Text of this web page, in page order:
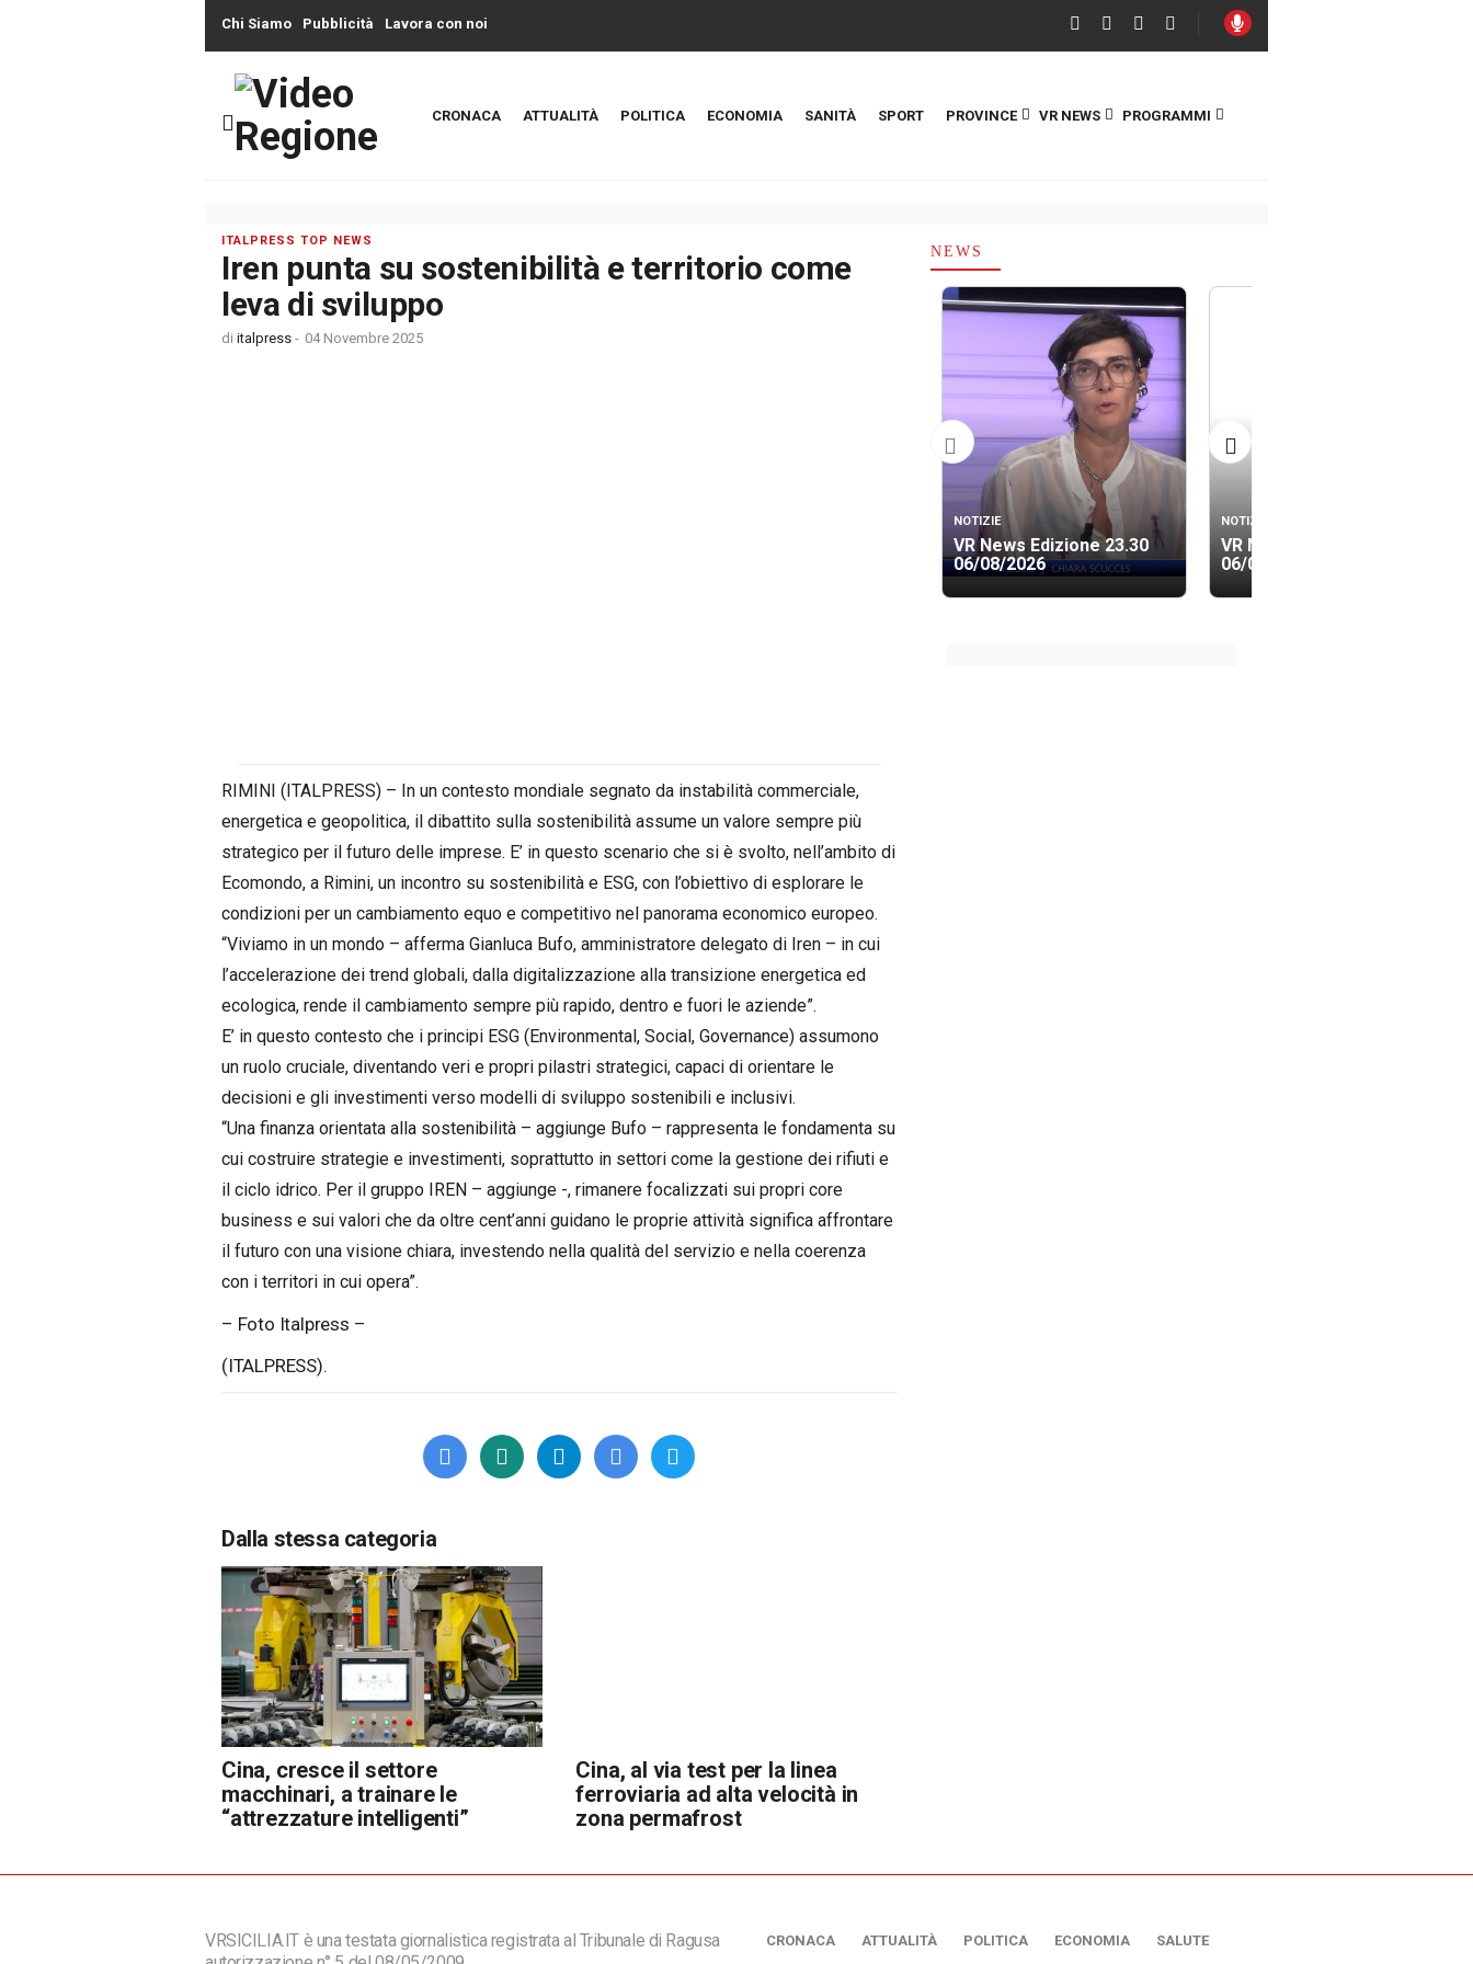
Chi Siamo Pubblicità Lavora con noi
CRONACA ATTUALITÀ POLITICA ECONOMIA SANITÀ SPORT PROVINCE VR NEWS PROGRAMMI
ITALPRESS TOP NEWS
Iren punta su sostenibilità e territorio come
leva di sviluppo
di italpress - 04 Novembre 2025
RIMINI (ITALPRESS) – In un contesto mondiale segnato da instabilità commerciale,
energetica e geopolitica, il dibattito sulla sostenibilità assume un valore sempre più
strategico per il futuro delle imprese. E’ in questo scenario che si è svolto, nell’ambito di
Ecomondo, a Rimini, un incontro su sostenibilità e ESG, con l’obiettivo di esplorare le
condizioni per un cambiamento equo e competitivo nel panorama economico europeo.
“Viviamo in un mondo – afferma Gianluca Bufo, amministratore delegato di Iren – in cui
l’accelerazione dei trend globali, dalla digitalizzazione alla transizione energetica ed
ecologica, rende il cambiamento sempre più rapido, dentro e fuori le aziende”.
E’ in questo contesto che i principi ESG (Environmental, Social, Governance) assumono
un ruolo cruciale, diventando veri e propri pilastri strategici, capaci di orientare le
decisioni e gli investimenti verso modelli di sviluppo sostenibili e inclusivi.
“Una finanza orientata alla sostenibilità – aggiunge Bufo – rappresenta le fondamenta su
cui costruire strategie e investimenti, soprattutto in settori come la gestione dei rifiuti e
il ciclo idrico. Per il gruppo IREN – aggiunge -, rimanere focalizzati sui propri core
business e sui valori che da oltre cent’anni guidano le proprie attività significa affrontare
il futuro con una visione chiara, investendo nella qualità del servizio e nella coerenza
con i territori in cui opera”.
– Foto Italpress –
(ITALPRESS).
Dalla stessa categoria
Cina, cresce il settore
macchinari, a trainare le
“attrezzature intelligenti”
Cina, al via test per la linea
ferroviaria ad alta velocità in
zona permafrost
NEWS
NOTIZIE
VR News Edizione 23.30
06/08/2026
NOTIZIE
VR News Edizione 19.40
06/08/2026
VRSICILIA.IT è una testata giornalistica registrata al Tribunale di Ragusa
CRONACA ATTUALITÀ POLITICA ECONOMIA SALUTE